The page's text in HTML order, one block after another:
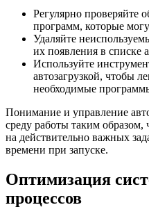
Регулярно проверяйте
программ, которые
Удаляйте
их появления в списке
Используйте
автозагрузкой, чтобы
необходимые
Понимание и управление
среду работы таким
на действительно важных
времени при запуске.
Оптимизация
процессов